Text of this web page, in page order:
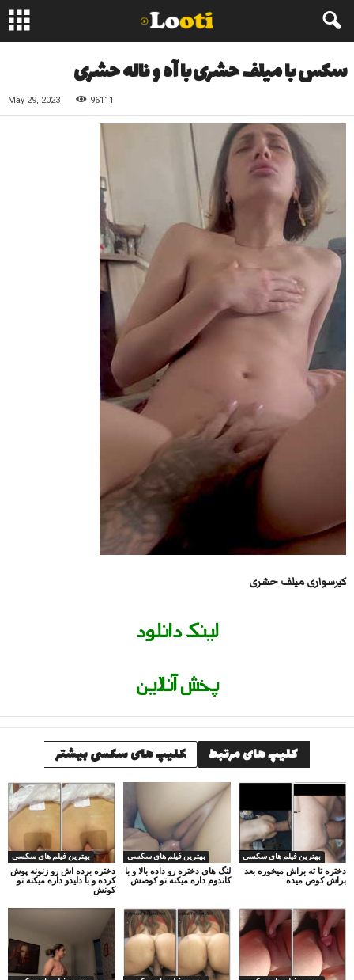
سکس با میلف حشری با آه و ناله حشری
May 29, 2023 96111
کیرسواری میلف حشری
لینک دانلود
پخش آنلاین
کلیپ های مرتبط کلیپ های سکسی بیشتر
بهترین فیلم های سکسی
دختره برده اش رو زنونه پوش
کرده و با دلیدو داره میکنه تو
کونش
بهترین فیلم های سکسی
لنگ های دختره رو داده بالا و با
کاندوم داره میکنه تو کوصش
بهترین فیلم های سکسی
دختره تا ته براش میخوره بعد
براش کوص میده